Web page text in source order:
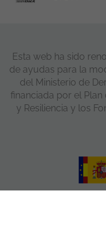
Esta web ha sido
de ayudas para la
del Ministerio de
financiada por el
y Resiliencia y los